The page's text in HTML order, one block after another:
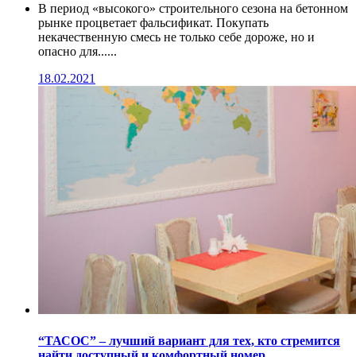
В период «высокого» строительного сезона на бетонном
рынке процветает фальсификат. Покупать
некачественную смесь не только себе дороже, но и
опасно для......
18.02.2021
“ТАСОС” – лучший вариант для тех, кто стремится